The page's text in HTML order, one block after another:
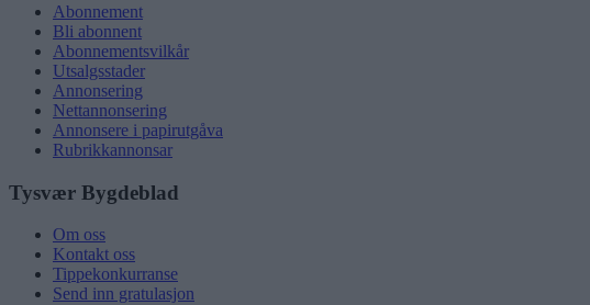
Abonnement
Bli abonnent
Abonnementsvilkår
Utsalgsstader
Annonsering
Nettannonsering
Annonsere i papirutgåva
Rubrikkannonsar
Tysvær Bygdeblad
Om oss
Kontakt oss
Tippekonkurranse
Send inn gratulasjon